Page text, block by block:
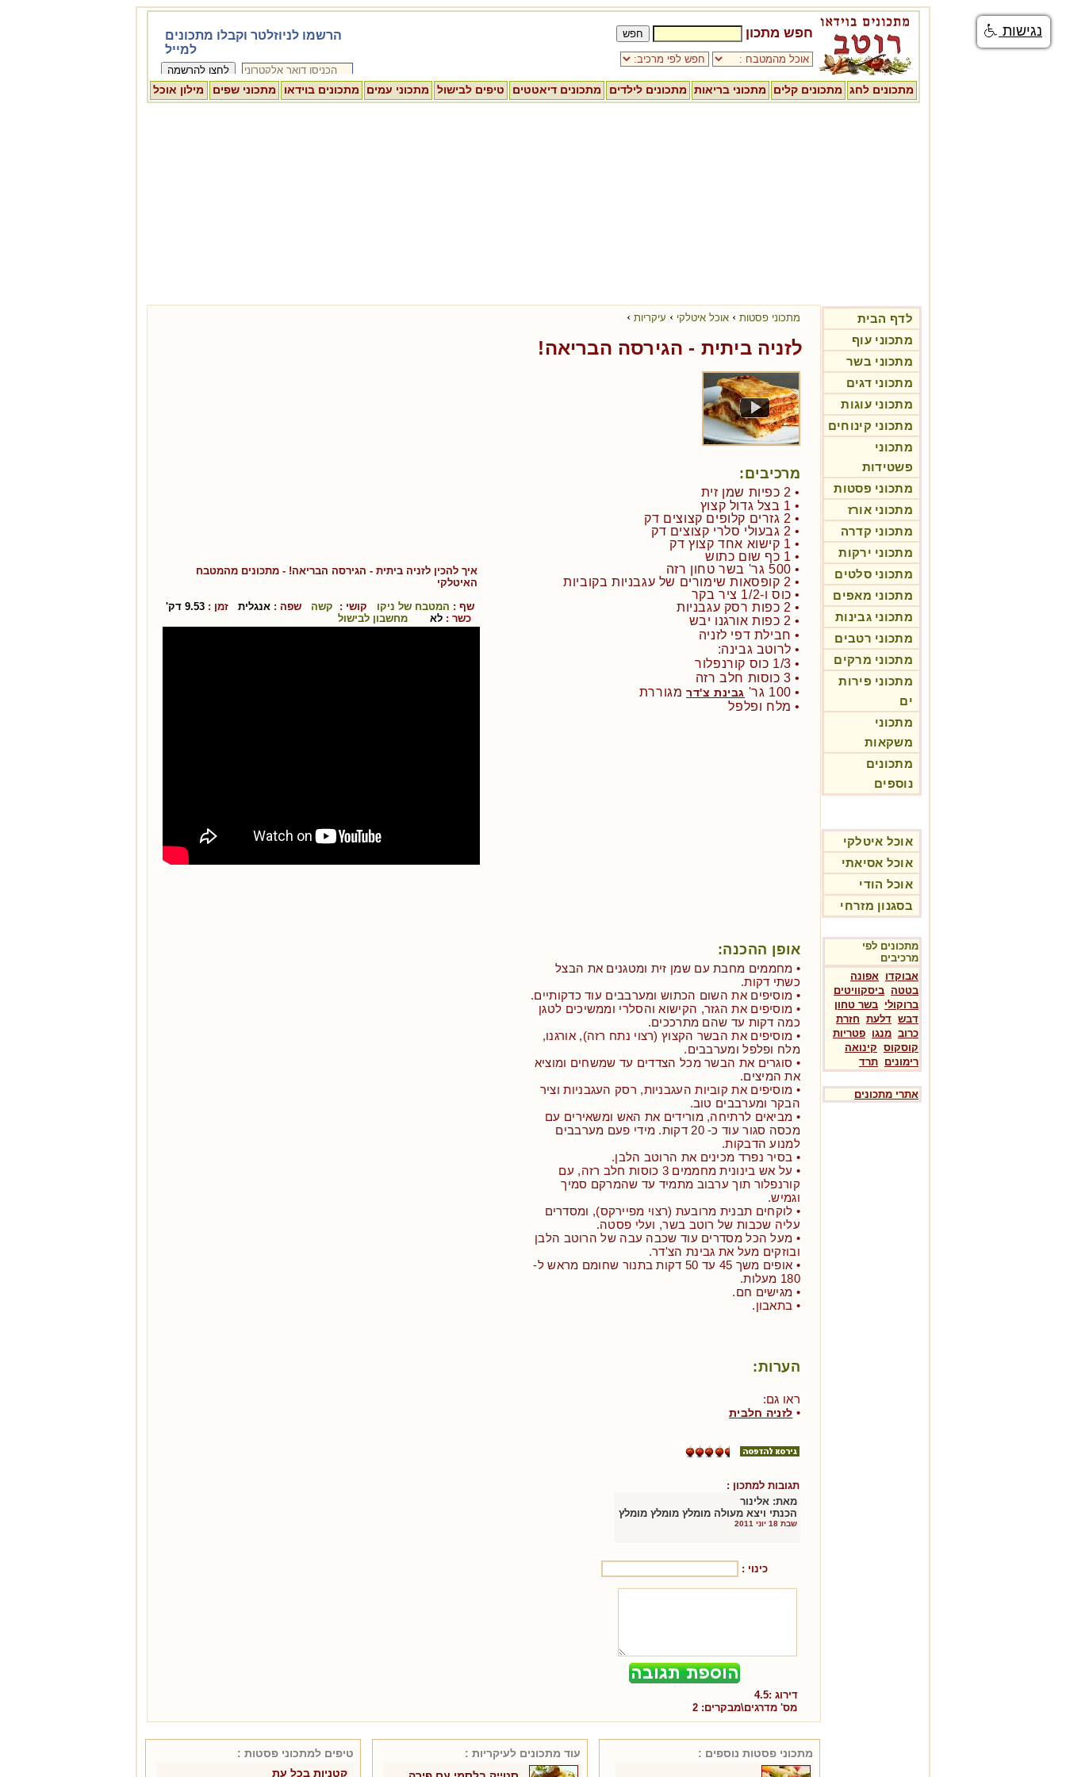
חפש מתכון
מתכונים לחג מתכונים קלים מתכוני בריאות מתכונים לילדים מתכונים דיאטטים טיפים לבישול מתכוני עמים מתכונים בוידאו מתכוני שפים מילון אוכל
לדף הבית
מתכוני עוף
מתכוני בשר
מתכוני דגים
מתכוני עוגות
מתכוני קינוחים
מתכוני
פשטידות
מתכוני פסטות
מתכוני אורז
מתכוני קדרה
מתכוני ירקות
מתכוני סלטים
מתכוני מאפים
מתכוני גבינות
מתכוני רטבים
מתכוני מרקים
מתכוני פירות
ים
מתכוני
משקאות
מתכונים
נוספים
אוכל איטלקי
אוכל אסיאתי
אוכל הודי
בסגנון מזרחי
מתכונים לפי
מרכיבים
אבוקדו אפונה
בטטה ביסקוויטים
ברוקולי בשר טחון
דבש דלעת חזרת
כרוב מנגו פטריות
קוסקוס קינואה
רימונים תרד
אתרי מתכונים
מתכוני פסטות › אוכל איטלקי › עיקריות ›
לזניה ביתית - הגירסה הבריאה!
מרכיבים:
• 2 כפיות שמן זית
• 1 בצל גדול קצוץ
• 2 גזרים קלופים קצוצים דק
• 2 גבעולי סלרי קצוצים דק
• 1 קישוא אחד קצוץ דק
• 1 כף שום כתוש
• 500 גר' בשר טחון רזה
• 2 קופסאות שימורים של עגבניות בקוביות
• כוס ו-1/2 ציר בקר
• 2 כפות רסק עגבניות
• 2 כפות אורגנו יבש
• חבילת דפי לזניה
• לרוטב גבינה:
• 1/3 כוס קורנפלור
• 3 כוסות חלב רזה
• 100 גר'
גבינת צ'דר מגוררת
• מלח ופלפל
אופן ההכנה:
• מחממים מחבת עם שמן זית ומטגנים את הבצל
כשתי דקות.
• מוסיפים את השום הכתוש ומערבבים עוד כדקותיים.
• מוסיפים את הגזר, הקישוא והסלרי וממשיכים לטגן
כמה דקות עד שהם מתרככים.
• מוסיפים את הבשר הקצוץ (רצוי נתח רזה), אורגנו,
מלח ופלפל ומערבבים.
• סוגרים את הבשר מכל הצדדים עד שמשחים ומוציא
את המיצים.
• מוסיפים את קוביות העגבניות, רסק העגבניות וציר
הבקר ומערבבים טוב.
• מביאים לרתיחה, מורידים את האש ומשאירים עם
מכסה סגור עוד כ- 20 דקות. מידי פעם מערבבים
למנוע הדבקות.
• בסיר נפרד מכינים את הרוטב הלבן.
• על אש בינונית מחממים 3 כוסות חלב רזה, עם
קורנפלור תוך ערבוב מתמיד עד שהמרקם סמיך
וגמיש.
• לוקחים תבנית מרובעת (רצוי מפיירקס), ומסדרים
עליה שכבות של רוטב בשר, ועלי פסטה.
• מעל הכל מסדרים עוד שכבה עבה של הרוטב הלבן
ובוזקים מעל את גבינת הצ'דר.
• אופים משך 45 עד 50 דקות בתנור שחומם מראש ל-
180 מעלות.
• מגישים חם.
• בתאבון.
הערות:
ראו גם:
• לזניה חלבית
תגובות למתכון :
מאת: אלינור
הכנתי ויצא מעולה מומלץ מומלץ מומלץ
שבת 18 יוני 2011
כינוי :
דירוג :4.5
מס' מדרגים\מבקרים: 2
איך להכין לזניה ביתית - הגירסה הבריאה! - מתכונים מהמטבח
האיטלקי
שף : המטבח של ניקו קושי : קשה שפה : אנגלית זמן : 9.53 דק'
כשר : לא מחשבון לבישול
מתכוני פסטות נוספים : עוד מתכונים לעיקריות :
טיפים למתכוני פסטות :
קטניות בכל עת
נגישות